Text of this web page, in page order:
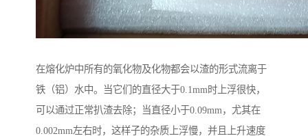
在熔化炉中所有的氧化物及化物都会以渣的形式流离于
铁（铝）水中。当它们的直径大于0.1mm时上浮很快，
可以通过正常扒渣去除；当直径小于0.09mm，尤其在
0.002mm左右时，这样子的杂质上浮慢，并且上升速度